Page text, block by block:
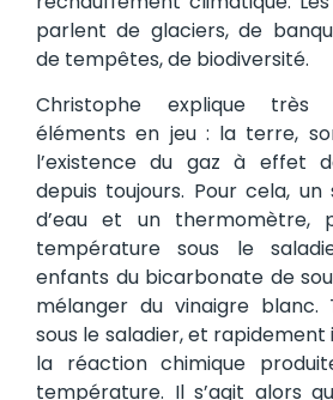
parlent de glaciers, de
de tempêtes, de biodiversité.
Christophe explique très
éléments en jeu : la terre,
l’existence du gaz à effet
depuis toujours. Pour cela,
d’eau et un thermomètre,
température sous le
enfants du bicarbonate de
mélanger du vinaigre
sous le saladier, et
la réaction chimique
température. Il s’agit alors